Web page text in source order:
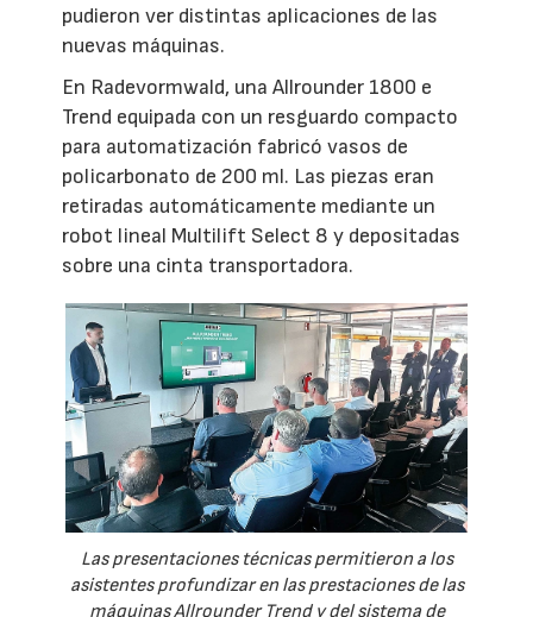
pudieron ver distintas aplicaciones de las
nuevas máquinas.
En Radevormwald, una Allrounder 1800 e
Trend equipada con un resguardo compacto
para automatización fabricó vasos de
policarbonato de 200 ml. Las piezas eran
retiradas automáticamente mediante un
robot lineal Multilift Select 8 y depositadas
sobre una cinta transportadora.
Las presentaciones técnicas permitieron a los
asistentes profundizar en las prestaciones de las
máquinas Allrounder Trend y del sistema de